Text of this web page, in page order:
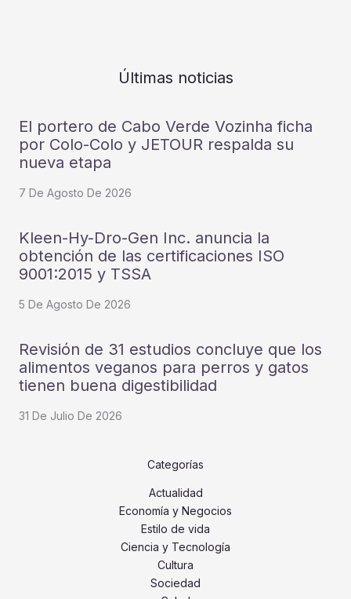
Últimas noticias
El portero de Cabo Verde Vozinha ficha
por Colo-Colo y JETOUR respalda su
nueva etapa
7 De Agosto De 2026
Kleen-Hy-Dro-Gen Inc. anuncia la
obtención de las certificaciones ISO
9001:2015 y TSSA
5 De Agosto De 2026
Revisión de 31 estudios concluye que los
alimentos veganos para perros y gatos
tienen buena digestibilidad
31 De Julio De 2026
Categorías
Actualidad
Economía y Negocios
Estilo de vida
Ciencia y Tecnología
Cultura
Sociedad